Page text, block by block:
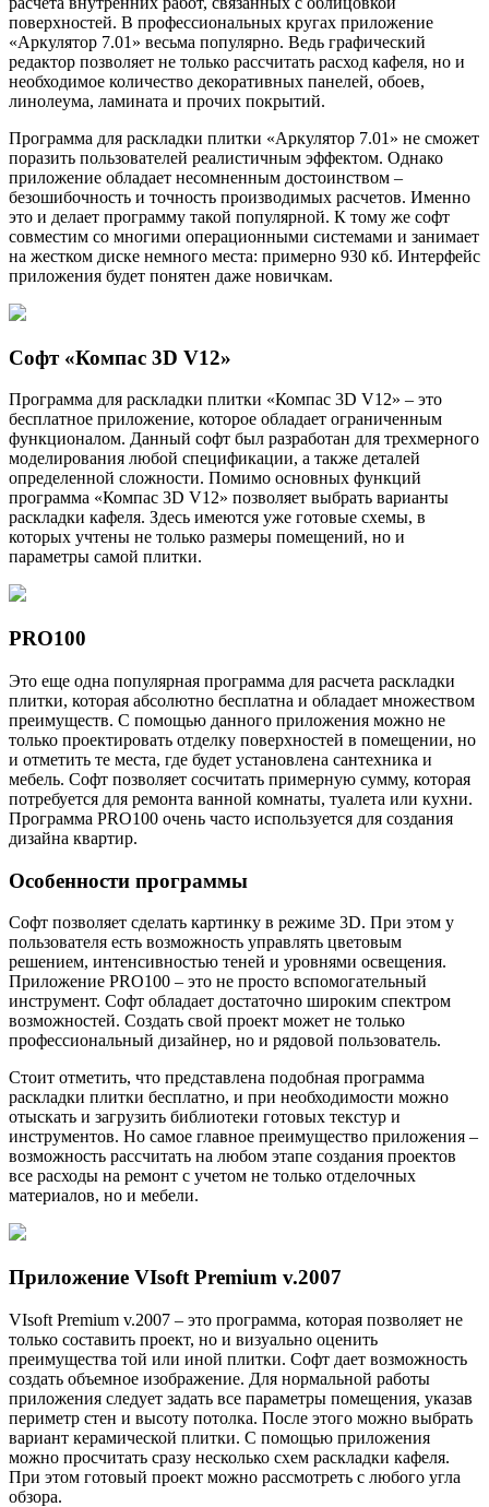
поверхностей. В профессиональных кругах приложение
«Аркулятор 7.01» весьма популярно. Ведь графический
редактор позволяет не только рассчитать расход кафеля, но и
необходимое количество декоративных панелей, обоев,
линолеума, ламината и прочих покрытий.
Программа для раскладки плитки «Аркулятор 7.01» не сможет
поразить пользователей реалистичным эффектом. Однако
приложение обладает несомненным достоинством –
безошибочность и точность производимых расчетов. Именно
это и делает программу такой популярной. К тому же софт
совместим со многими операционными системами и занимает
на жестком диске немного места: примерно 930 кб. Интерфейс
приложения будет понятен даже новичкам.
Софт «Компас 3D V12»
Программа для раскладки плитки «Компас 3D V12» – это
бесплатное приложение, которое обладает ограниченным
функционалом. Данный софт был разработан для трехмерного
моделирования любой спецификации, а также деталей
определенной сложности. Помимо основных функций
программа «Компас 3D V12» позволяет выбрать варианты
раскладки кафеля. Здесь имеются уже готовые схемы, в
которых учтены не только размеры помещений, но и
параметры самой плитки.
PRO100
Это еще одна популярная программа для расчета раскладки
плитки, которая абсолютно бесплатна и обладает множеством
преимуществ. С помощью данного приложения можно не
только проектировать отделку поверхностей в помещении, но
и отметить те места, где будет установлена сантехника и
мебель. Софт позволяет сосчитать примерную сумму, которая
потребуется для ремонта ванной комнаты, туалета или кухни.
Программа PRO100 очень часто используется для создания
дизайна квартир.
Особенности программы
Софт позволяет сделать картинку в режиме 3D. При этом у
пользователя есть возможность управлять цветовым
решением, интенсивностью теней и уровнями освещения.
Приложение PRO100 – это не просто вспомогательный
инструмент. Софт обладает достаточно широким спектром
возможностей. Создать свой проект может не только
профессиональный дизайнер, но и рядовой пользователь.
Стоит отметить, что представлена подобная программа
раскладки плитки бесплатно, и при необходимости можно
отыскать и загрузить библиотеки готовых текстур и
инструментов. Но самое главное преимущество приложения –
возможность рассчитать на любом этапе создания проектов
все расходы на ремонт с учетом не только отделочных
материалов, но и мебели.
Приложение VIsoft Premium v.2007
VIsoft Premium v.2007 – это программа, которая позволяет не
только составить проект, но и визуально оценить
преимущества той или иной плитки. Софт дает возможность
создать объемное изображение. Для нормальной работы
приложения следует задать все параметры помещения, указав
периметр стен и высоту потолка. После этого можно выбрать
вариант керамической плитки. С помощью приложения
можно просчитать сразу несколько схем раскладки кафеля.
При этом готовый проект можно рассмотреть с любого угла
обзора.